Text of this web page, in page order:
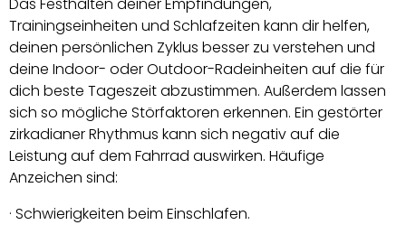
Trainingseinheiten und Schlafzeiten kann dir helfen,
deinen persönlichen Zyklus besser zu verstehen und
deine Indoor- oder Outdoor-Radeinheiten auf die für
dich beste Tageszeit abzustimmen. Außerdem lassen
sich so mögliche Störfaktoren erkennen. Ein gestörter
zirkadianer Rhythmus kann sich negativ auf die
Leistung auf dem Fahrrad auswirken. Häufige
Anzeichen sind:
· Schwierigkeiten beim Einschlafen.